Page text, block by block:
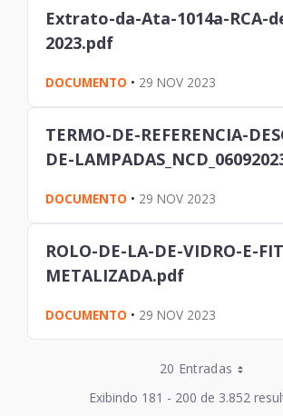
Extrato-da-Ata-1014a-RCA-
2023.pdf
DOCUMENTO • 29 NOV 2023
TERMO-DE-REFERENCIA-
DE-
DOCUMENTO • 29 NOV 2023
ROLO-DE-LA-DE-VIDRO-E-
METALIZADA.pdf
DOCUMENTO • 29 NOV 2023
20 Entradas
Entradas por
Entradas por
Exibindo 181 - 200 de 3.852